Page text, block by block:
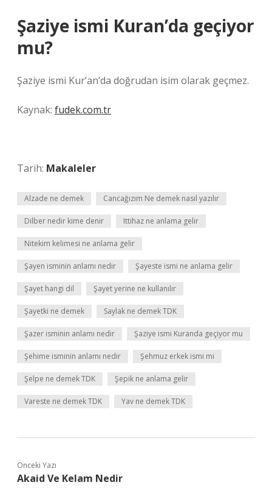
Şaziye ismi Kuran’da geçiyor
mu?
Şaziye ismi Kur’an’da doğrudan isim olarak geçmez.
Kaynak: fudek.com.tr
Tarih: Makaleler
Alzade ne demek Cancağızım Ne demek nasıl yazılır
Dilber nedir kime denir Ittihaz ne anlama gelir
Nitekim kelimesi ne anlama gelir
Şayen isminin anlamı nedir Şayeste ismi ne anlama gelir
Şayet hangi dil Şayet yerine ne kullanılır
Şayetki ne demek Saylak ne demek TDK
Şazer isminin anlamı nedir Şaziye ismi Kuranda geçiyor mu
Şehime isminin anlamı nedir Şehmuz erkek ismi mi
Şelpe ne demek TDK Şepik ne anlama gelir
Vareste ne demek TDK Yav ne demek TDK
Önceki Yazı
Akaid Ve Kelam Nedir